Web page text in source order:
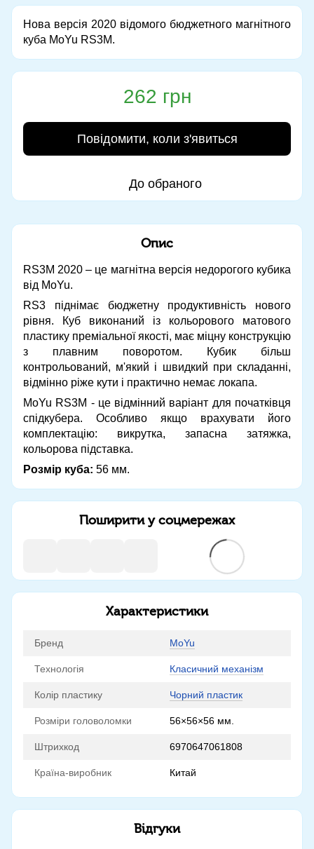
Нова версія 2020 відомого бюджетного магнітного
куба MoYu RS3M.
262 грн
Повідомити, коли з'явиться
До обраного
Опис
RS3M 2020 – це магнітна версія недорогого кубика
від MoYu.
RS3 піднімає бюджетну продуктивність нового
рівня. Куб виконаний із кольорового матового
пластику преміальної якості, має міцну конструкцію
з плавним поворотом. Кубик більш
контрольований, м'який і швидкий при складанні,
відмінно ріже кути і практично немає локапа.
MoYu RS3M - це відмінний варіант для початківця
спідкубера. Особливо якщо врахувати його
комплектацію: викрутка, запасна затяжка,
кольорова підставка.
Розмір куба: 56 мм.
Поширити у соцмережах
Характеристики
Бренд MoYu
Технологія Класичний механізм
Колір пластику Чорний пластик
Розміри головоломки 56×56×56 мм.
Штрихкод 6970647061808
Країна-виробник Китай
Відгуки